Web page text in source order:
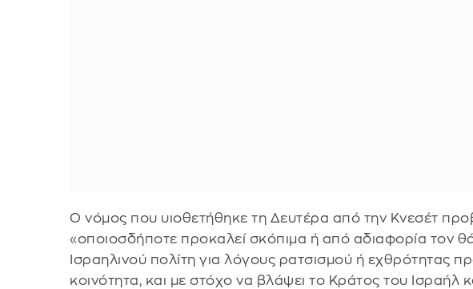
Ο νόμος που υιοθετήθηκε τη Δευτέρα από την Κνεσέτ
«οποιοσδήποτε προκαλεί σκόπιμα ή από αδιαφορία τον
Ισραηλινού πολίτη για λόγους ρατσισμού ή εχθρότητας
κοινότητα, και με στόχο να βλάψει το Κράτος του Ισραήλ